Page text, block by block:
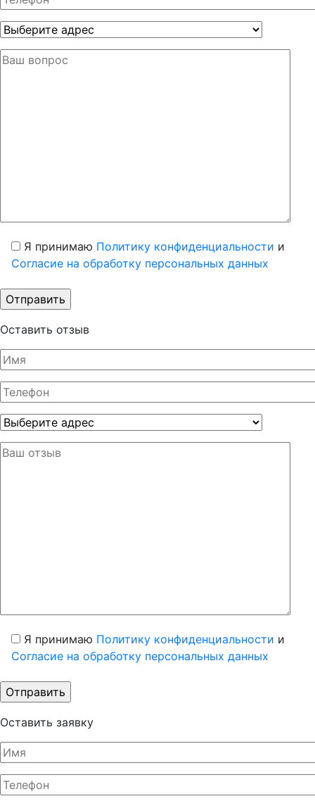
Я принимаю Политику конфиденциальности и
Согласие на обработку персональных данных
Оставить отзыв
Я принимаю Политику конфиденциальности и
Согласие на обработку персональных данных
Оставить заявку